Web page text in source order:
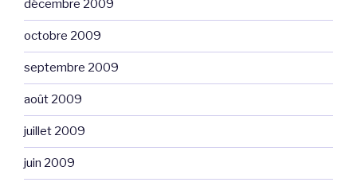
décembre 2009
octobre 2009
septembre 2009
août 2009
juillet 2009
juin 2009